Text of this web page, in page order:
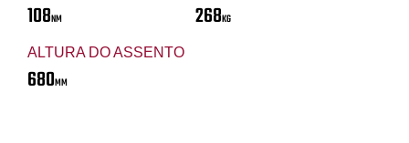
108NM 268KG
ALTURA DO ASSENTO
680MM